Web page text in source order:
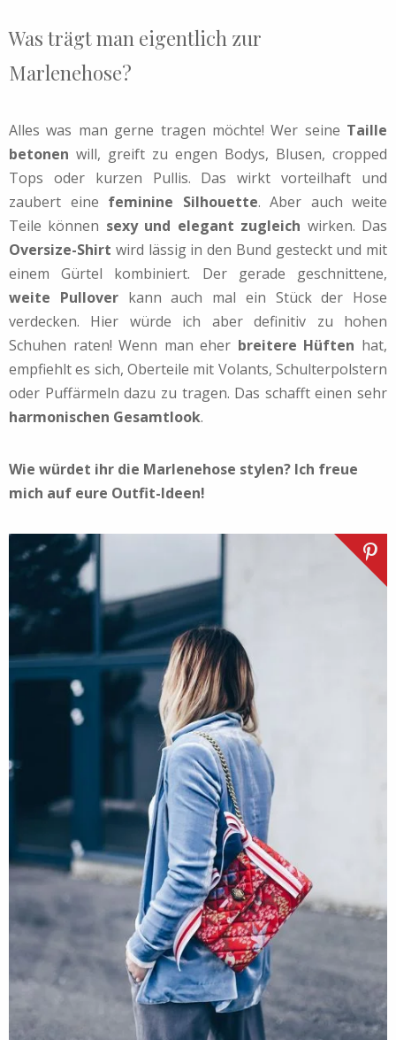
Was trägt man eigentlich zur
Marlenehose?
Alles was man gerne tragen möchte! Wer seine Taille
betonen will, greift zu engen Bodys, Blusen, cropped
Tops oder kurzen Pullis. Das wirkt vorteilhaft und
zaubert eine feminine Silhouette. Aber auch weite
Teile können sexy und elegant zugleich wirken. Das
Oversize-Shirt wird lässig in den Bund gesteckt und mit
einem Gürtel kombiniert. Der gerade geschnittene,
weite Pulloverkann auch mal ein Stück der Hose
verdecken. Hier würde ich aber definitiv zu hohen
Schuhen raten! Wenn man eher breitere Hüften hat,
empfiehlt es sich, Oberteile mit Volants, Schulterpolstern
oder Puffärmeln dazu zu tragen. Das schafft einen sehr
harmonischen Gesamtlook.
Wie würdet ihr die Marlenehose stylen? Ich freue
mich auf eure Outfit-Ideen!